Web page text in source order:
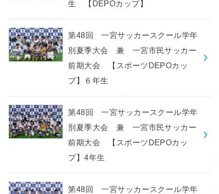
生 【DEPOカップ】
第48回 一宮サッカースクール学年
別夏季大会 兼 一宮市民サッカー
前期大会 【スポーツDEPOカッ
プ】６年生
第48回 一宮サッカースクール学年
別夏季大会 兼 一宮市民サッカー
前期大会 【スポーツDEPOカッ
プ】4年生
第48回 一宮サッカースクール学年